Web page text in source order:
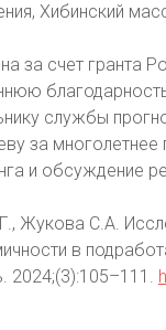
Хибинский
за счет гранта
службы
за
и обсуждение
Жукова С.А.
в
2024;(3):105–111.